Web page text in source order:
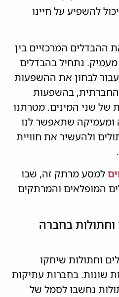
להשפיע על חיינו
ההבדלים המרכזיים בין
מעמיק. נתחיל בהבדלים
נעבור לבחון את ההשפעות
בהשפעות
של שני המינים. מטרתנו
ומעמיקה שתאפשר לנו
ולהעשיר את חוויית
למסע מרתק זה, שבו
המופלאים והמרתקים
בחברה
וחתולות שיחקו
שונות. בחברות עתיקות
נחשבו לסמל של